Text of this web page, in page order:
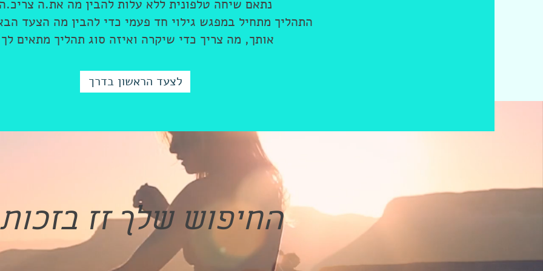
החיפוש שלך זז
נתאם שיחה טלפונית ללא עלות להבין מה את.ה
התהליך מתחיל במפגש גילוי חד פעמי כדי להבין מה הצעד
אותך, מה צריך כדי שיקרה ואיזה סוג תהליך מתאים
לצעד הראשון בדרך